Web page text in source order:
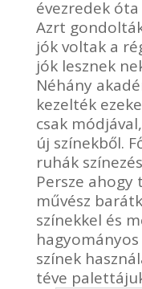
évezredek
Azrt
jók voltak a
jók lesznek
Néhány
kezelték
csak
új színekből.
ruhák
Persze
művész
színekkel és
színek
téve